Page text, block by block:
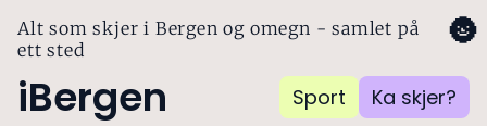
Alt som skjer i Bergen og omegn - samlet på
ett sted
iBergen Sport Ka skjer?
🌚